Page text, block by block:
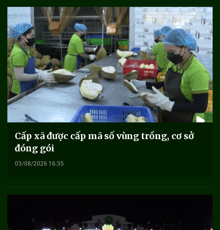
Cấp xã được cấp mã số vùng trồng, cơ sở
đóng gói
03/08/2026 16:35